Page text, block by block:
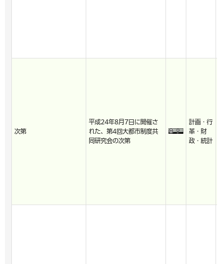
次第
平成24年8月7日に開催さ
れた、第4回大都市制度共
同研究会の次第
計画・行
革・財
政・統計